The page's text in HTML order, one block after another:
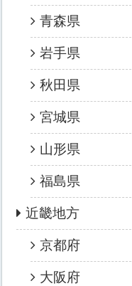
青森県
岩手県
秋田県
宮城県
山形県
福島県
近畿地方
京都府
大阪府